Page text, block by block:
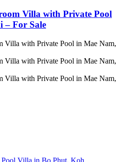
Villa with Private Pool
– For Sale